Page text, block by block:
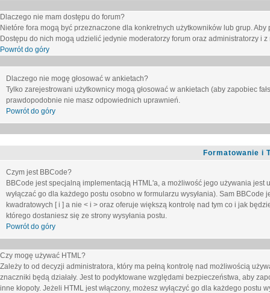
Dlaczego nie mam dostępu do forum?
Nietóre fora mogą być przeznaczone dla konkretnych użytkowników lub grup.
Dostępu do nich mogą udzielić jedynie moderatorzy forum oraz administratorzy i
Powrót do góry
Dlaczego nie mogę głosować w ankietach?
Tylko zarejestrowani użytkownicy mogą głosować w ankietach (aby zapobiec
prawdopodobnie nie masz odpowiednich uprawnień.
Powrót do góry
Formatowanie i
Czym jest BBCode?
BBCode jest specjalną implementacją HTML'a, a możliwość jego używania
wyłączać go dla każdego postu osobno w formularzu wysyłania). Sam
kwadratowych [ i ] a nie < i > oraz oferuje większą kontrolę nad tym co i jak
którego dostaniesz się ze strony wysyłania postu.
Powrót do góry
Czy mogę używać HTML?
Zależy to od decyzji administratora, który ma pełną kontrolę nad możliwością
znaczniki będą działały. Jest to podyktowane względami bezpieczeństwa, aby
inne kłopoty. Jeżeli HTML jest włączony, możesz wyłączyć go dla każdego